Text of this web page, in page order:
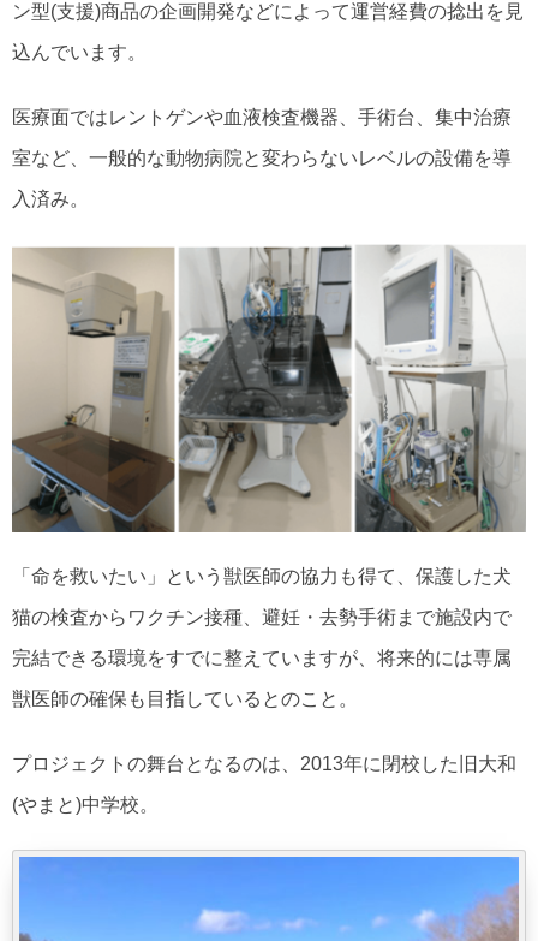
ン型(支援)商品の企画開発などによって運営経費の捻出を見
込んでいます。
医療面ではレントゲンや血液検査機器、手術台、集中治療
室など、一般的な動物病院と変わらないレベルの設備を導
入済み。
「命を救いたい」という獣医師の協力も得て、保護した犬
猫の検査からワクチン接種、避妊・去勢手術まで施設内で
完結できる環境をすでに整えていますが、将来的には専属
獣医師の確保も目指しているとのこと。
プロジェクトの舞台となるのは、2013年に閉校した旧大和
(やまと)中学校。